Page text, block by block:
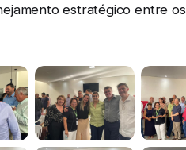
estratégico entre